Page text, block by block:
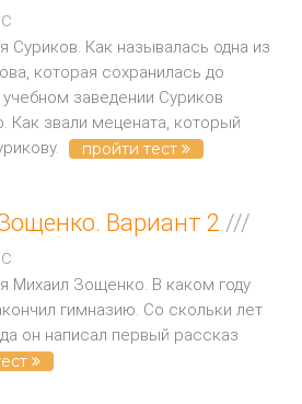
Суриков. Как называлась одна из
которая сохранилась до
заведении Суриков
Как звали мецената, который
пройти тест
Вариант 2 ///
Михаил Зощенко. В каком году
гимназию. Со скольки лет
он написал первый рассказ